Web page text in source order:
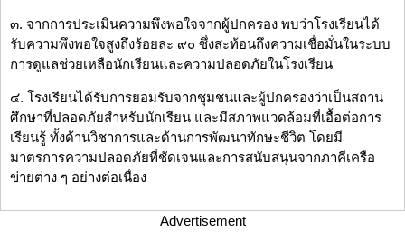
๓. จากการประเมินความพึงพอใจจากผู้ปกครอง พบว่าโรงเรียนได้
รับความพึงพอใจสูงถึงร้อยละ ๙๐ ซึ่งสะท้อนถึงความเชื่อมั่นในระบบ
การดูแลช่วยเหลือนักเรียนและความปลอดภัยในโรงเรียน
๔. โรงเรียนได้รับการยอมรับจากชุมชนและผู้ปกครองว่าเป็นสถาน
ศึกษาที่ปลอดภัยสำหรับนักเรียน และมีสภาพแวดล้อมที่เอื้อต่อการ
เรียนรู้ ทั้งด้านวิชาการและด้านการพัฒนาทักษะชีวิต โดยมี
มาตรการความปลอดภัยที่ชัดเจนและการสนับสนุนจากภาคีเครือ
ข่ายต่าง ๆ อย่างต่อเนื่อง
Advertisement